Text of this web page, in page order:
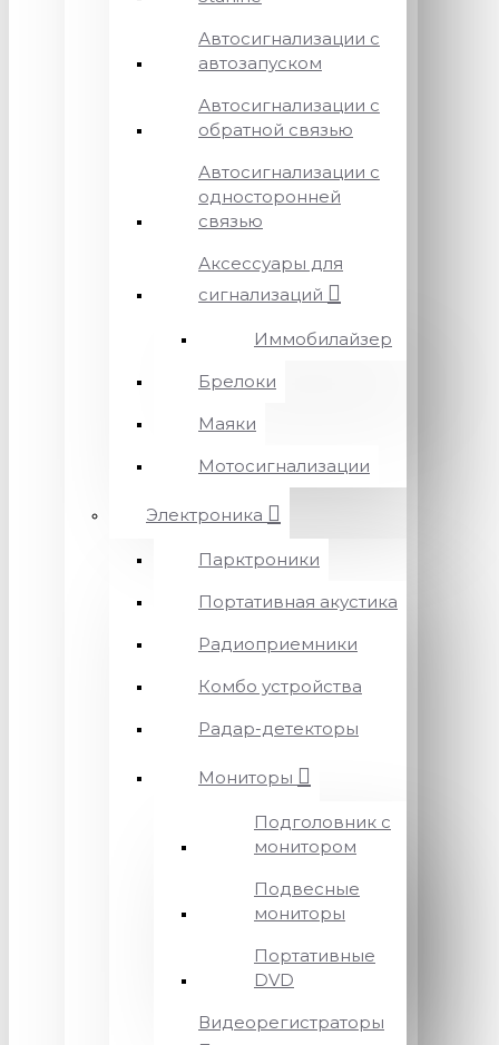
Автосигнализации с
автозапуском
Автосигнализации с
обратной связью
Автосигнализации с
односторонней
связью
Аксессуары для
сигнализаций
Иммобилайзер
Брелоки
Маяки
Мотосигнализации
Электроника
Парктроники
Портативная акустика
Радиоприемники
Комбо устройства
Радар-детекторы
Мониторы
Подголовник с
монитором
Подвесные
мониторы
Портативные
DVD
Видеорегистраторы